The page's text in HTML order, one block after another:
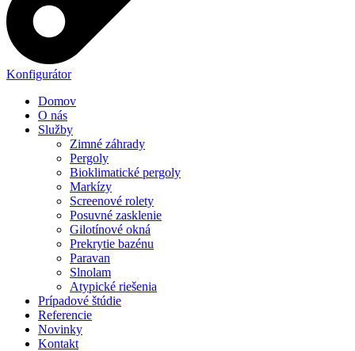
Konfigurátor
Domov
O nás
Služby
Zimné záhrady
Pergoly
Bioklimatické pergoly
Markízy
Screenové rolety
Posuvné zasklenie
Gilotínové okná
Prekrytie bazénu
Paravan
Slnolam
Atypické riešenia
Prípadové štúdie
Referencie
Novinky
Kontakt